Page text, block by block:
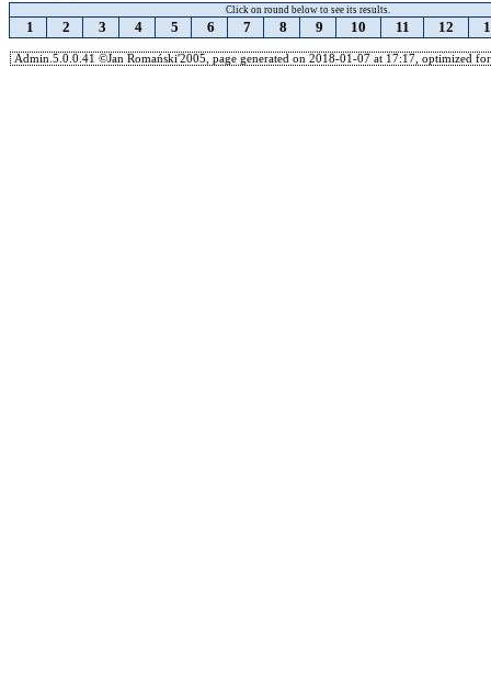
Click on round below to see its results.
1 2 3 4 5 6 7 8 9 10 11 12
Admin.5.0.0.41 ©Jan Romański'2005, page generated on 2018-01-07 at 17:17, optimized